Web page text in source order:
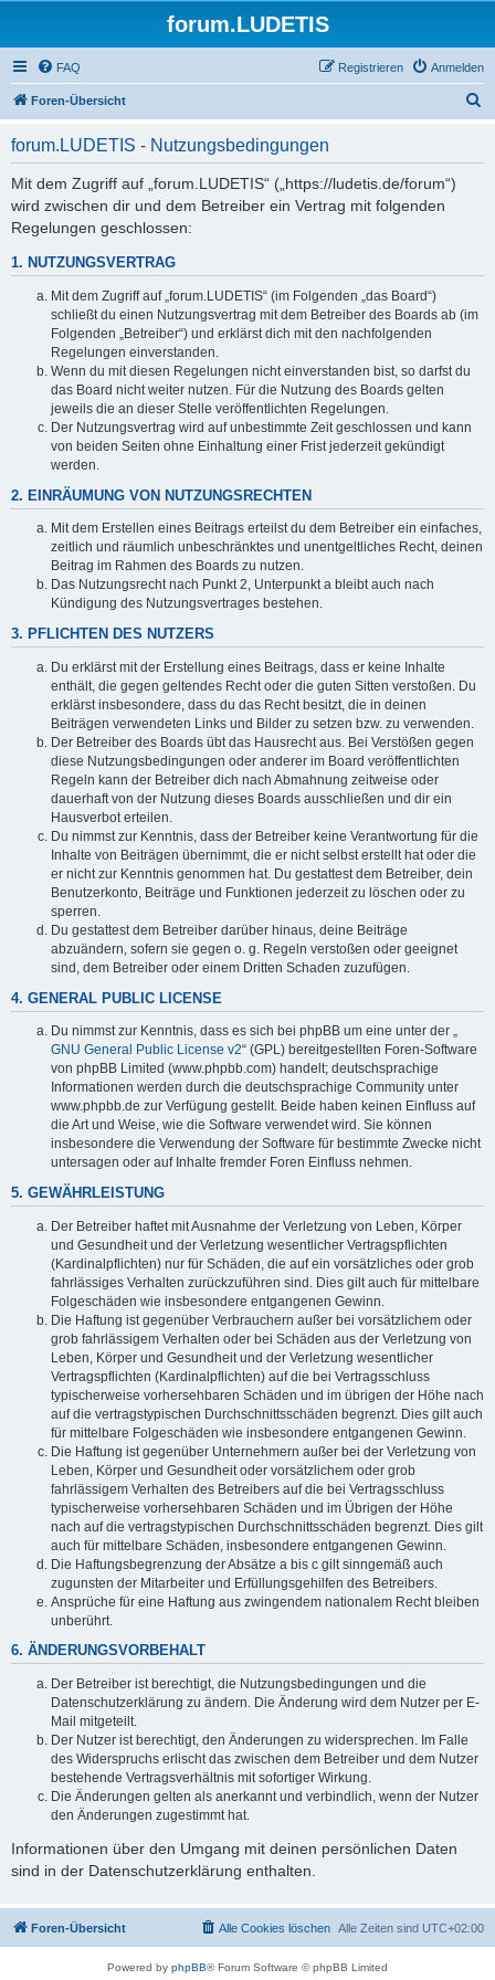
forum.LUDETIS
FAQ Anmelden
Registrieren
Foren-Übersicht
forum.LUDETIS - Nutzungsbedingungen
Mit dem Zugriff auf „forum.LUDETIS“ („https://ludetis.de/forum“)
wird zwischen dir und dem Betreiber ein Vertrag mit folgenden
Regelungen geschlossen:
1. NUTZUNGSVERTRAG
Mit dem Zugriff auf „forum.LUDETIS“ (im Folgenden „das Board“)
schließt du einen Nutzungsvertrag mit dem Betreiber des Boards ab (im
Folgenden „Betreiber“) und erklärst dich mit den nachfolgenden
Regelungen einverstanden.
Wenn du mit diesen Regelungen nicht einverstanden bist, so darfst du
das Board nicht weiter nutzen. Für die Nutzung des Boards gelten
jeweils die an dieser Stelle veröffentlichten Regelungen.
Der Nutzungsvertrag wird auf unbestimmte Zeit geschlossen und kann
von beiden Seiten ohne Einhaltung einer Frist jederzeit gekündigt
werden.
2. EINRÄUMUNG VON NUTZUNGSRECHTEN
Mit dem Erstellen eines Beitrags erteilst du dem Betreiber ein einfaches,
zeitlich und räumlich unbeschränktes und unentgeltliches Recht, deinen
Beitrag im Rahmen des Boards zu nutzen.
Das Nutzungsrecht nach Punkt 2, Unterpunkt a bleibt auch nach
Kündigung des Nutzungsvertrages bestehen.
3. PFLICHTEN DES NUTZERS
Du erklärst mit der Erstellung eines Beitrags, dass er keine Inhalte
enthält, die gegen geltendes Recht oder die guten Sitten verstoßen. Du
erklärst insbesondere, dass du das Recht besitzt, die in deinen
Beiträgen verwendeten Links und Bilder zu setzen bzw. zu verwenden.
Der Betreiber des Boards übt das Hausrecht aus. Bei Verstößen gegen
diese Nutzungsbedingungen oder anderer im Board veröffentlichten
Regeln kann der Betreiber dich nach Abmahnung zeitweise oder
dauerhaft von der Nutzung dieses Boards ausschließen und dir ein
Hausverbot erteilen.
Du nimmst zur Kenntnis, dass der Betreiber keine Verantwortung für die
Inhalte von Beiträgen übernimmt, die er nicht selbst erstellt hat oder die
er nicht zur Kenntnis genommen hat. Du gestattest dem Betreiber, dein
Benutzerkonto, Beiträge und Funktionen jederzeit zu löschen oder zu
sperren.
Du gestattest dem Betreiber darüber hinaus, deine Beiträge
abzuändern, sofern sie gegen o. g. Regeln verstoßen oder geeignet
sind, dem Betreiber oder einem Dritten Schaden zuzufügen.
4. GENERAL PUBLIC LICENSE
Du nimmst zur Kenntnis, dass es sich bei phpBB um eine unter der „
GNU General Public License v2“ (GPL) bereitgestellten Foren-Software
von phpBB Limited (www.phpbb.com) handelt; deutschsprachige
Informationen werden durch die deutschsprachige Community unter
www.phpbb.de zur Verfügung gestellt. Beide haben keinen Einfluss auf
die Art und Weise, wie die Software verwendet wird. Sie können
insbesondere die Verwendung der Software für bestimmte Zwecke nicht
untersagen oder auf Inhalte fremder Foren Einfluss nehmen.
5. GEWÄHRLEISTUNG
Der Betreiber haftet mit Ausnahme der Verletzung von Leben, Körper
und Gesundheit und der Verletzung wesentlicher Vertragspflichten
(Kardinalpflichten) nur für Schäden, die auf ein vorsätzliches oder grob
fahrlässiges Verhalten zurückzuführen sind. Dies gilt auch für mittelbare
Folgeschäden wie insbesondere entgangenen Gewinn.
Die Haftung ist gegenüber Verbrauchern außer bei vorsätzlichem oder
grob fahrlässigem Verhalten oder bei Schäden aus der Verletzung von
Leben, Körper und Gesundheit und der Verletzung wesentlicher
Vertragspflichten (Kardinalpflichten) auf die bei Vertragsschluss
typischerweise vorhersehbaren Schäden und im übrigen der Höhe nach
auf die vertragstypischen Durchschnittsschäden begrenzt. Dies gilt auch
für mittelbare Folgeschäden wie insbesondere entgangenen Gewinn.
Die Haftung ist gegenüber Unternehmern außer bei der Verletzung von
Leben, Körper und Gesundheit oder vorsätzlichem oder grob
fahrlässigem Verhalten des Betreibers auf die bei Vertragsschluss
typischerweise vorhersehbaren Schäden und im Übrigen der Höhe
nach auf die vertragstypischen Durchschnittsschäden begrenzt. Dies gilt
auch für mittelbare Schäden, insbesondere entgangenen Gewinn.
Die Haftungsbegrenzung der Absätze a bis c gilt sinngemäß auch
zugunsten der Mitarbeiter und Erfüllungsgehilfen des Betreibers.
Ansprüche für eine Haftung aus zwingendem nationalem Recht bleiben
unberührt.
6. ÄNDERUNGSVORBEHALT
Der Betreiber ist berechtigt, die Nutzungsbedingungen und die
Datenschutzerklärung zu ändern. Die Änderung wird dem Nutzer per E-
Mail mitgeteilt.
Der Nutzer ist berechtigt, den Änderungen zu widersprechen. Im Falle
des Widerspruchs erlischt das zwischen dem Betreiber und dem Nutzer
bestehende Vertragsverhältnis mit sofortiger Wirkung.
Die Änderungen gelten als anerkannt und verbindlich, wenn der Nutzer
den Änderungen zugestimmt hat.
Informationen über den Umgang mit deinen persönlichen Daten
sind in der Datenschutzerklärung enthalten.
Foren-Übersicht Alle Zeiten sind UTC+02:00
Alle Cookies löschen
Powered by phpBB® Forum Software © phpBB Limited